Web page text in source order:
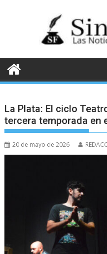
La Plata: El ciclo
tercera temporada en
20 de mayo de 2026